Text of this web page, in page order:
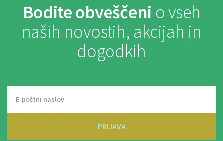
Bodite obveščeni o vseh
naših novostih, akcijah in
dogodkih
PRIJAVA